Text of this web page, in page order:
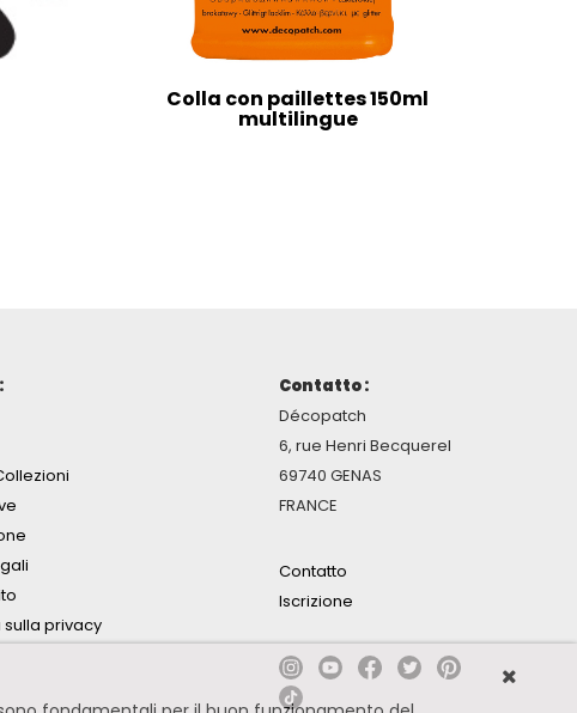
Colla con paillettes 150ml
multilingue
privacy
Contatto :
Décopatch
6, rue Henri Becquerel
69740 GENAS
FRANCE
Contatto
Iscrizione